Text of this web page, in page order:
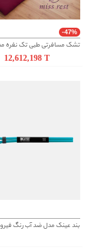
-47%
12,612,198 T